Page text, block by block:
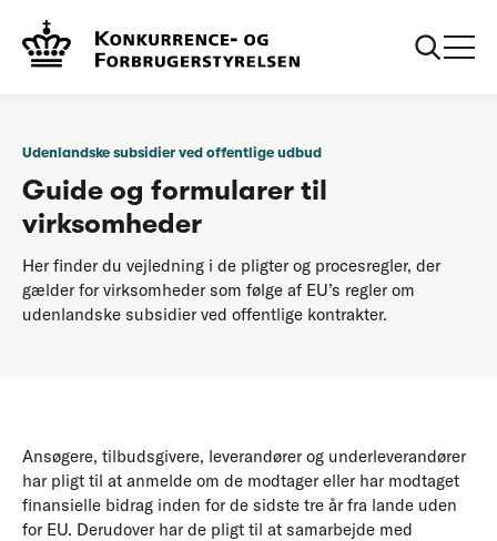
EU-regler om udenlandske
subsidier
Udenlandske subsidier ved offentlige udbud
Guide og formularer til
virksomheder
Her finder du vejledning i de pligter og procesregler, der
gælder for virksomheder som følge af EU’s regler om
udenlandske subsidier ved offentlige kontrakter.
Ansøgere, tilbudsgivere, leverandører og underleverandører
har pligt til at anmelde om de modtager eller har modtaget
finansielle bidrag inden for de sidste tre år fra lande uden
for EU. Derudover har de pligt til at samarbejde med